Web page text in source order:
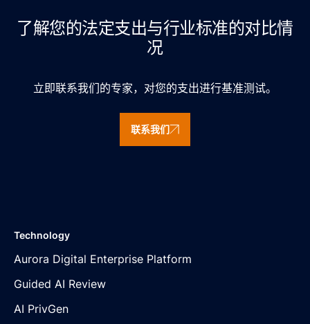
了解您的法定支出与行业标准的对比情
况
立即联系我们的专家，对您的支出进行基准测试。
联系我们
Technology
Aurora Digital Enterprise Platform
Guided AI Review
AI PrivGen